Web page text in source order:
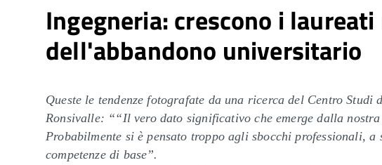
Ingegneria: crescono i
dell'abbandono universitario
Queste le tendenze fotografate da una ricerca del Centro
Ronsivalle: ““Il vero dato significativo che emerge dalla
Probabilmente si è pensato troppo agli sbocchi professionali,
competenze di base”.